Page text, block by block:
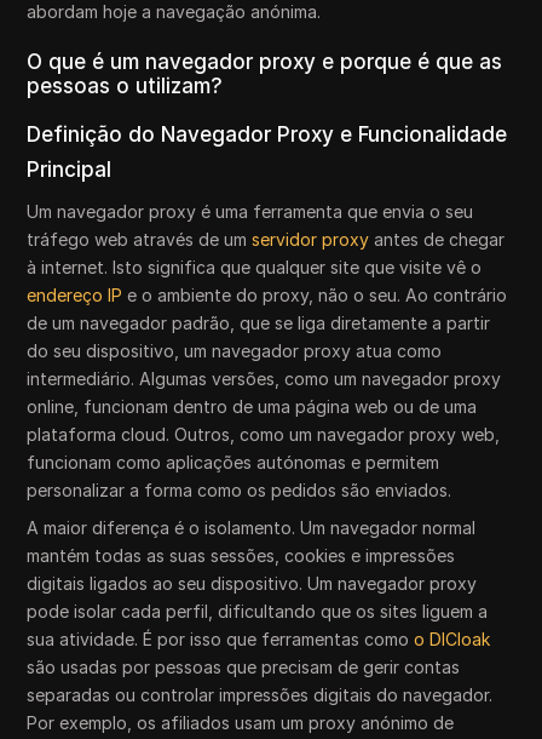
abordam hoje a navegação anónima.
O que é um navegador proxy e porque é que as
pessoas o utilizam?
Definição do Navegador Proxy e Funcionalidade
Principal
Um navegador proxy é uma ferramenta que envia o seu
tráfego web através de umservidor proxy antes de chegar
à internet. Isto significa que qualquer site que visite vê o
endereço IP e o ambiente do proxy, não o seu. Ao contrário
de um navegador padrão, que se liga diretamente a partir
do seu dispositivo, um navegador proxy atua como
intermediário. Algumas versões, como um navegador proxy
online, funcionam dentro de uma página web ou de uma
plataforma cloud. Outros, como um navegador proxy web,
funcionam como aplicações autónomas e permitem
personalizar a forma como os pedidos são enviados.
A maior diferença é o isolamento. Um navegador normal
mantém todas as suas sessões, cookies e impressões
digitais ligados ao seu dispositivo. Um navegador proxy
pode isolar cada perfil, dificultando que os sites liguem a
sua atividade. É por isso que ferramentas comoo DICloak
são usadas por pessoas que precisam de gerir contas
separadas ou controlar impressões digitais do navegador.
Por exemplo, os afiliados usam um proxy anónimo de